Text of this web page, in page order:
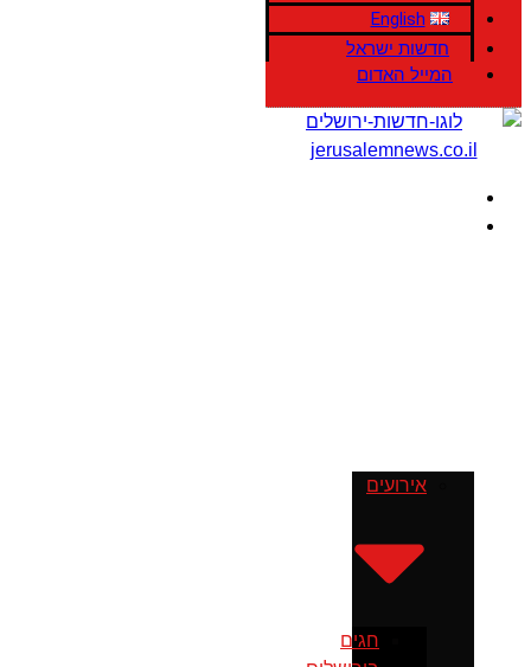
English
חדשות ישראל
המייל האדום
אירועים
חגים